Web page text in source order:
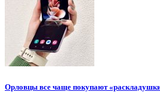
Орловцы все чаще покупают